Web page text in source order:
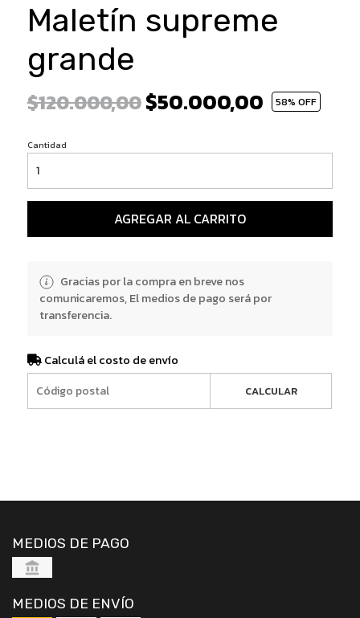
Maletín supreme
grande
$120.000,00$50.000,00 58% OFF
Cantidad
AGREGAR AL CARRITO
Gracias por la compra en breve nos
comunicaremos, El medios de pago será por
transferencia.
Calculá el costo de envío
CALCULAR
MEDIOS DE PAGO
MEDIOS DE ENVÍO